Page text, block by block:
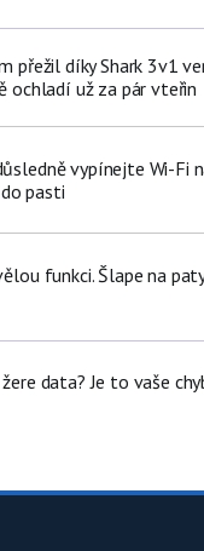
přežil díky Shark 3v1
ochladí už za pár vteřin
vypínejte Wi-Fi
pasti
funkci. Šlape na
data? Je to vaše